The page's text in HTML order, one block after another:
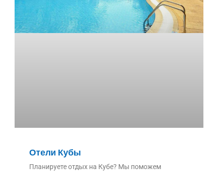
Отели Кубы
Планируете отдых на Кубе? Мы поможем